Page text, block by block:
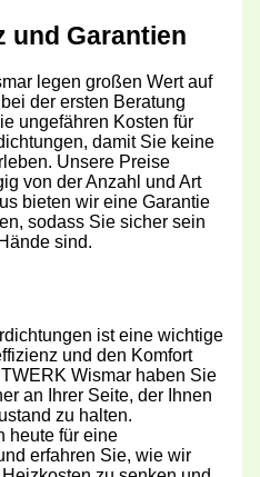
und Garantien
legen großen Wert auf
der ersten Beratung
ungefähren Kosten für
damit Sie keine
Unsere Preise
von der Anzahl und Art
bieten wir eine Garantie
sodass Sie sicher sein
sind.
ist eine wichtige
und den Komfort
Wismar haben Sie
an Ihrer Seite, der Ihnen
zu halten.
heute für eine
erfahren Sie, wie wir